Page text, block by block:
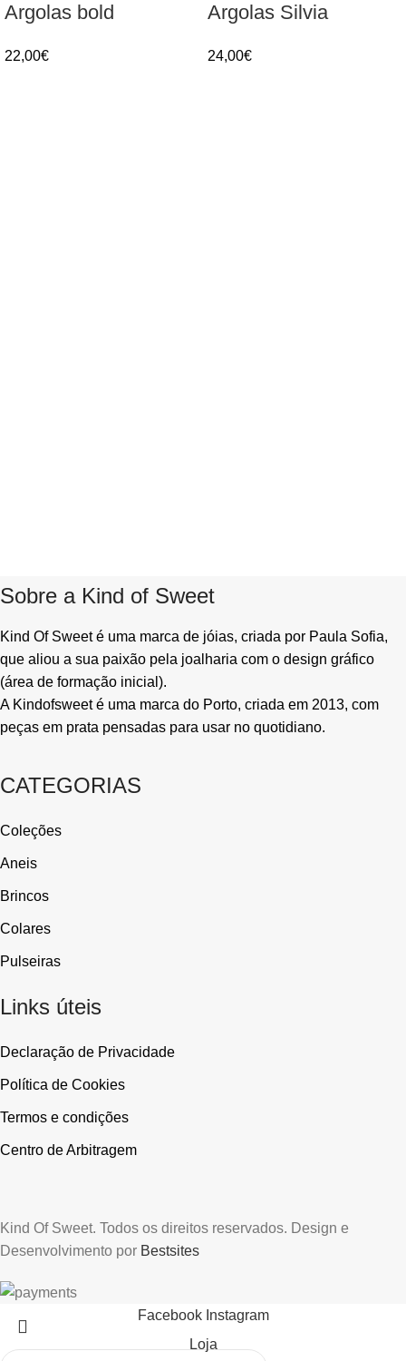
Argolas bold
22,00€
Argolas Silvia
24,00€
Sobre a Kind of Sweet
Kind Of Sweet é uma marca de jóias, criada por Paula Sofia,
que aliou a sua paixão pela joalharia com o design gráfico
(área de formação inicial).
A Kindofsweet é uma marca do Porto, criada em 2013, com
peças em prata pensadas para usar no quotidiano.
CATEGORIAS
Coleções
Aneis
Brincos
Colares
Pulseiras
Links úteis
Declaração de Privacidade
Política de Cookies
Termos e condições
Centro de Arbitragem
Kind Of Sweet. Todos os direitos reservados. Design e
Desenvolvimento por Bestsites
Facebook Instagram
Loja